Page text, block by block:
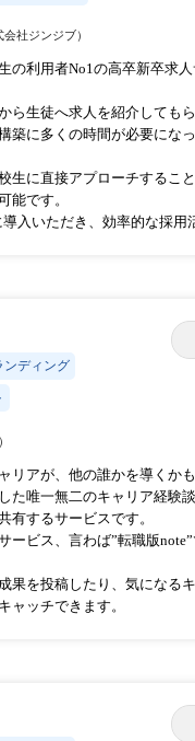
会社ジンジブ）
の利用者No1の高卒新卒求人
ら生徒へ求人を紹介してもら
築に多くの時間が必要になっ
生に直接アプローチすること
能です。
入いただき、効率的な採用
ンディング
リアが、他の誰かを導くか
た唯一無二のキャリア経験
有するサービスです。
ービス、言わば”転職版note”
果を投稿したり、気になる
ャッチできます。